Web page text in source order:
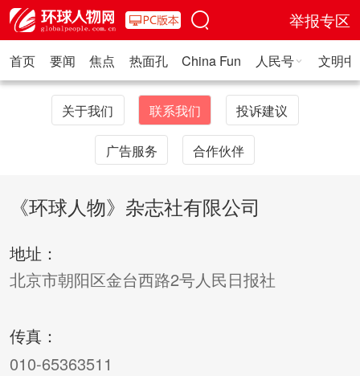
举报专区
首页 要闻 焦点 热面孔 China Fun 人民号
人民日报·人物 人民科普 人民文娱 人民文创 人民艺术
文明
关于我们 联系我们 投诉建议
广告服务 合作伙伴
《环球人物》杂志社有限公司
地址：
北京市朝阳区金台西路2号人民日报社
传真：
010-65363511